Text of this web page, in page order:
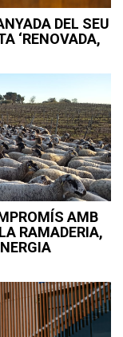
DEL SEU
‘RENOVADA,
AMB
RAMADERIA,